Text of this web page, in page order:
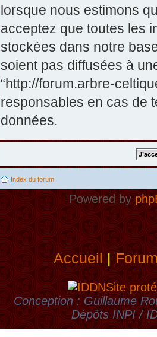
lorsque nous estimons
acceptez que toutes les
stockées dans notre
soient pas diffusées à
“http://forum.arbre-
responsables en cas de
données.
Index du forum
Powered by
Accueil|
Site
Conception : Guillaume
Dèpôts INPI /